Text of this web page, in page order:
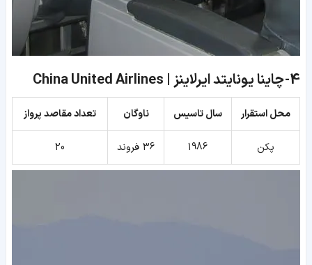
4- چاینا یونایتد ایرلاینز | China United Airlines
محل استقرار سال تاسیس ناوگان تعداد مقاصد پرواز
پکن 1986 36 فروند 20